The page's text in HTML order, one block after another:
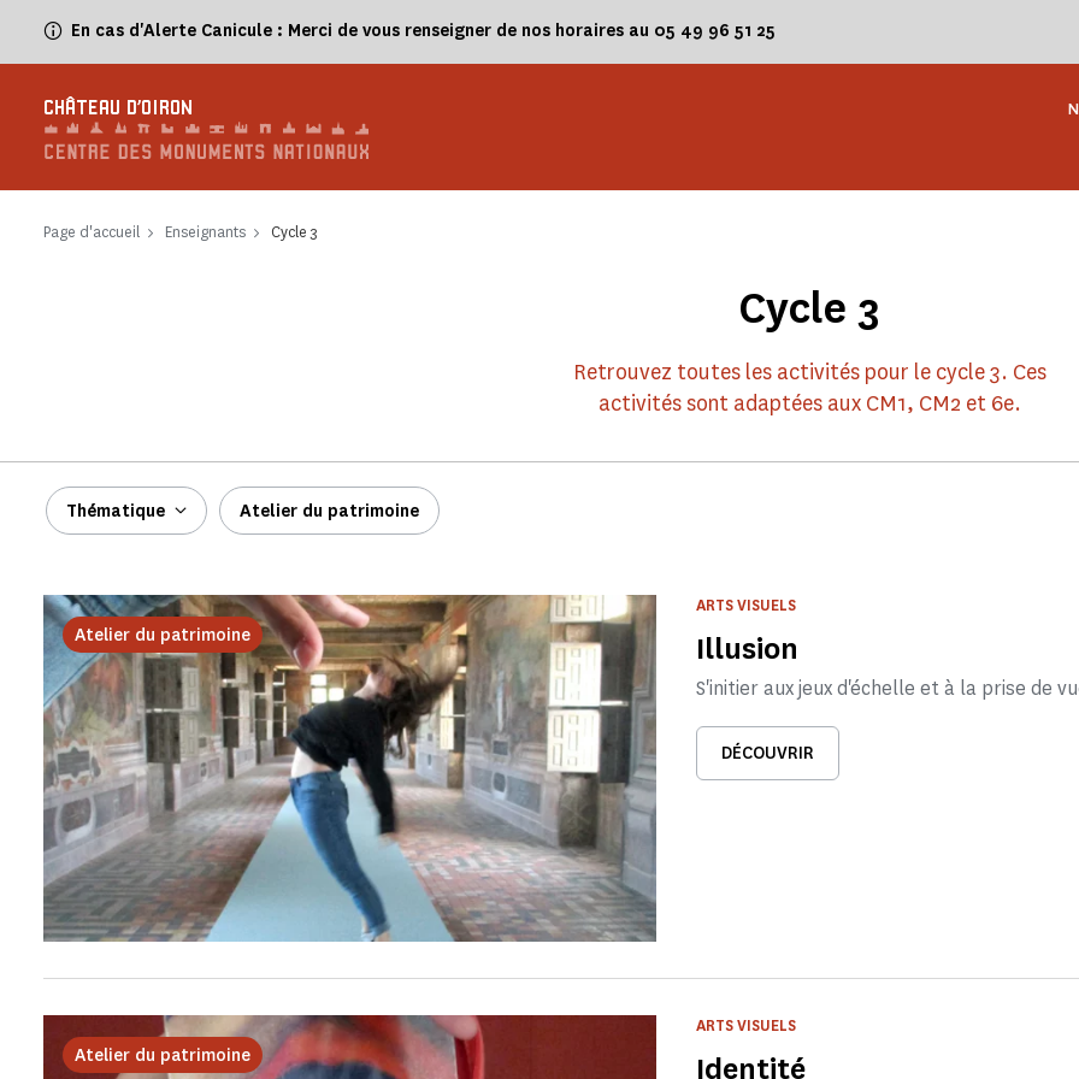
En cas d'Alerte Canicule : Merci de vous renseigner de nos horaires au 05 49 96 51 25
CHÂTEAU D'OIRON
Page d'accueil Enseignants Cycle 3
Cycle 3
Retrouvez toutes les activités pour le cycle 3. Ces
activités sont adaptées aux CM1, CM2 et 6e.
Thématique Atelier du patrimoine
Atelier du patrimoine Illusion
ARTS VISUELS
S'initier aux jeux d'échelle et à la prise de
DÉCOUVRIR
Atelier du patrimoine Identité
ARTS VISUELS